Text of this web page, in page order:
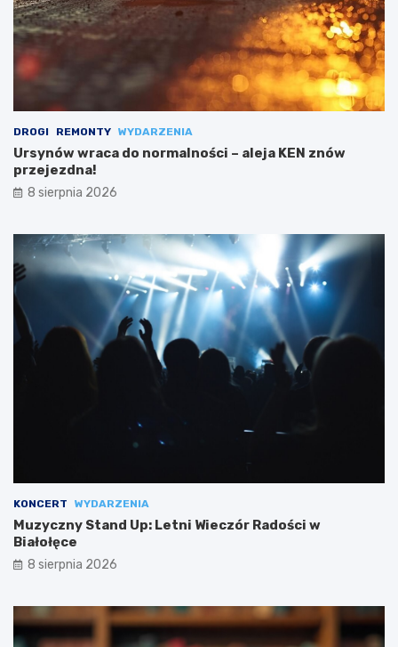
DROGI REMONTY WYDARZENIA
Ursynów wraca do normalności – aleja KEN znów
przejezdna!
8 sierpnia 2026
KONCERT WYDARZENIA
Muzyczny Stand Up: Letni Wieczór Radości w
Białołęce
8 sierpnia 2026